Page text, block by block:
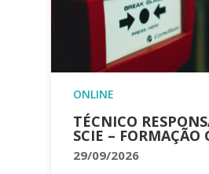
ONLINE
TÉCNICO
SCIE – FORMAÇÃO
29/09/2026